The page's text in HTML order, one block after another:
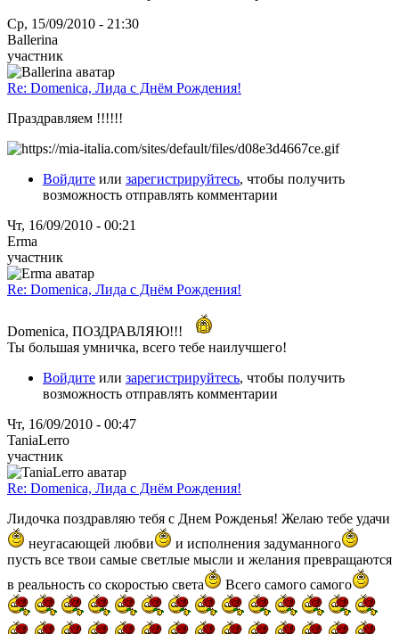
Ср, 15/09/2010 - 21:30
Ballerina
участник
Re: Domenica, Лида с Днём Рождения!
Праздравляем !!!!!!
Войдите или зарегистрируйтесь, чтобы получить
возможность отправлять комментарии
Чт, 16/09/2010 - 00:21
Erma
участник
Re: Domenica, Лида с Днём Рождения!
Domenica, ПОЗДРАВЛЯЮ!!!
Ты большая умничка, всего тебе наилучшего!
Войдите или зарегистрируйтесь, чтобы получить
возможность отправлять комментарии
Чт, 16/09/2010 - 00:47
TaniaLerro
участник
Re: Domenica, Лида с Днём Рождения!
Лидочка поздравляю тебя с Днем Рожденья! Желаю тебе удачи
неугасающей любви
и исполнения задуманного
пусть все твои самые светлые мысли и желания превращаются
в реальность со скоростью света
Всего самого самого